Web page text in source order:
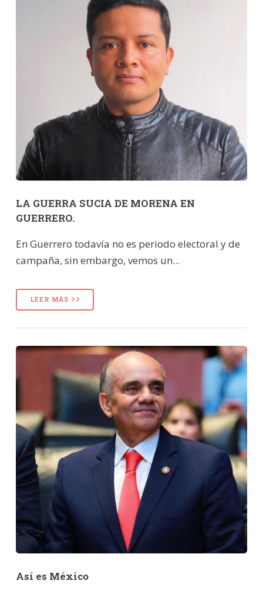
LA GUERRA SUCIA DE MORENA EN
GUERRERO.
En Guerrero todavía no es periodo electoral y de
campaña, sin embargo, vemos un...
LEER MÁS
Así es México